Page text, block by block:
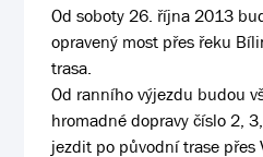
Od soboty 26. října 2013
opravený most přes řeku
trasa.
Od ranního výjezdu budou
hromadné dopravy číslo 2,
jezdit po původní trase přes